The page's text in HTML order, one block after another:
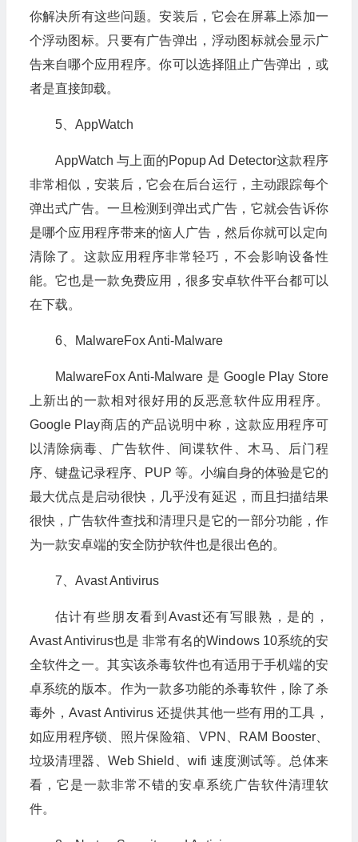
你解决所有这些问题。安装后，它会在屏幕上添加一
个浮动图标。只要有广告弹出，浮动图标就会显示广
告来自哪个应用程序。你可以选择阻止广告弹出，或
者是直接卸载。
5、AppWatch
AppWatch 与上面的Popup Ad Detector这款程序
非常相似，安装后，它会在后台运行，主动跟踪每个
弹出式广告。一旦检测到弹出式广告，它就会告诉你
是哪个应用程序带来的恼人广告，然后你就可以定向
清除了。这款应用程序非常轻巧，不会影响设备性
能。它也是一款免费应用，很多安卓软件平台都可以
在下载。
6、MalwareFox Anti-Malware
MalwareFox Anti-Malware 是 Google Play Store
上新出的一款相对很好用的反恶意软件应用程序。
Google Play商店的产品说明中称，这款应用程序可
以清除病毒、广告软件、间谍软件、木马、后门程
序、键盘记录程序、PUP 等。小编自身的体验是它的
最大优点是启动很快，几乎没有延迟，而且扫描结果
很快，广告软件查找和清理只是它的一部分功能，作
为一款安卓端的安全防护软件也是很出色的。
7、Avast Antivirus
估计有些朋友看到Avast还有写眼熟，是的，
Avast Antivirus也是 非常有名的Windows 10系统的安
全软件之一。其实该杀毒软件也有适用于手机端的安
卓系统的版本。作为一款多功能的杀毒软件，除了杀
毒外，Avast Antivirus 还提供其他一些有用的工具，
如应用程序锁、照片保险箱、VPN、RAM Booster、
垃圾清理器、Web Shield、wifi 速度测试等。总体来
看，它是一款非常不错的安卓系统广告软件清理软
件。